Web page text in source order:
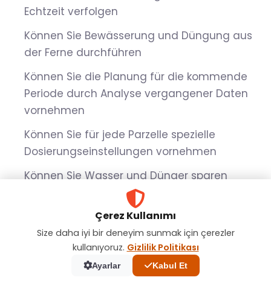
Echtzeit verfolgen
Können Sie Bewässerung und Düngung aus
der Ferne durchführen
Können Sie die Planung für die kommende
Periode durch Analyse vergangener Daten
vornehmen
Können Sie für jede Parzelle spezielle
Dosierungseinstellungen vornehmen
Können Sie Wasser und Dünger sparen
intelligenten Bewässerungssystemen von
können Sie Ihr Feld, Ihr Gewächshaus oder Ihren
Garten digital verwalten und alle Ihre Vorgänge über
die mobile App steuern.
Çerez Kullanımı
Size daha iyi bir deneyim sunmak için çerezler
kullanıyoruz. Gizlilik Politikası
Ayarlar Kabul Et